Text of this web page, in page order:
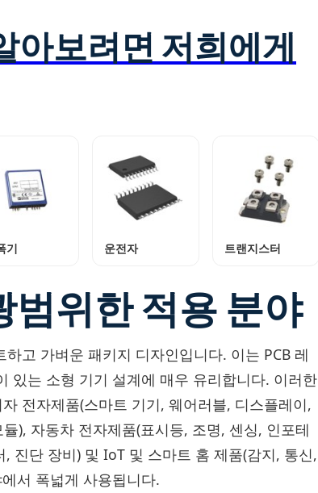
아보려면 저희에게
기 운전자 트랜지스터
범위한 적용 분야
고 가벼운 패키지 디자인입니다. 이는 PCB 레
있는 소형 기기 설계에 매우 유리합니다. 이러한
전자제품(스마트 기기, 웨어러블, 디스플레이,
), 자동차 전자제품(표시등, 조명, 센싱, 인포테
진단 장비) 및 IoT 및 스마트 홈 제품(감지, 통신,
서 폭넓게 사용됩니다.